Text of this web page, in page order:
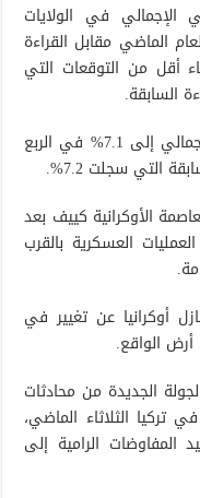
الإجمالي في الولايات
من العام الماضي مقابل القراءة
وهو ما جاء أقل من التوقعات التي
السابقة.
كما تراجع مؤشر أسعار الناتج المحلي الإجمالي إلى 7.1% في الربع
التي سجلت 7.2%.
الأوكرانية كييف بعد
العسكرية بالقرب
أوكرانيا عن تغيير في
الواقع.
الجديدة من محادثات
تركيا الثلاثاء الماضي،
الرامية إلى